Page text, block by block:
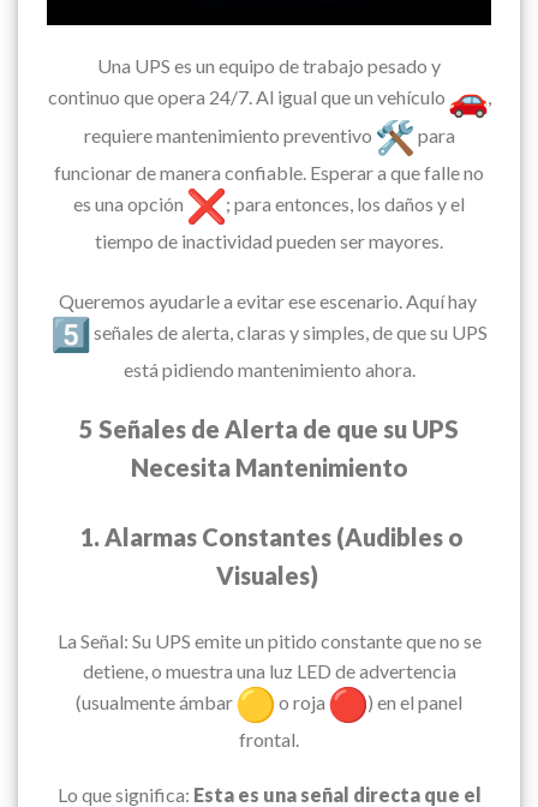
Una UPS es un equipo de trabajo pesado y
continuo que opera 24/7. Al igual que un vehículo
,
requiere mantenimiento preventivo
para
funcionar de manera confiable. Esperar a que falle no
es una opción
; para entonces, los daños y el
tiempo de inactividad pueden ser mayores.
Queremos ayudarle a evitar ese escenario. Aquí hay
señales de alerta, claras y simples, de que su UPS
está pidiendo mantenimiento ahora.
5 Señales de Alerta de que su UPS
Necesita Mantenimiento
1. Alarmas Constantes (Audibles o
Visuales)
La Señal: Su UPS emite un pitido constante que no se
detiene, o muestra una luz LED de advertencia
(usualmente ámbar
o roja
) en el panel
frontal.
Lo que significa: Esta es una señal directa que el